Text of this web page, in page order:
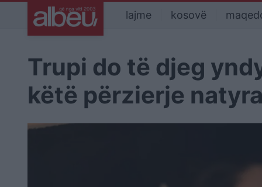
lajme kosovë
Trupi do të djeg
këtë përzierje